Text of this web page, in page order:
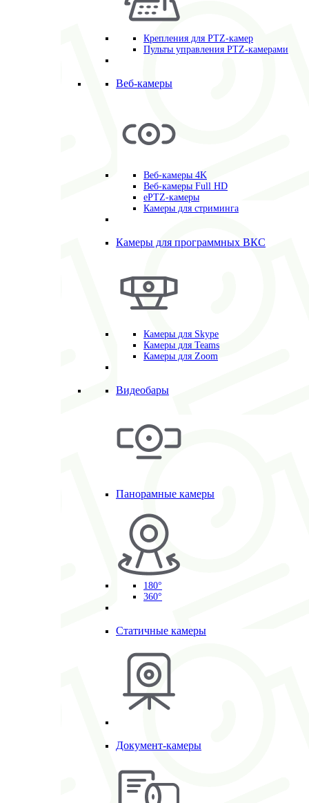
Крепления для PTZ-камер
Пульты управления PTZ-камерами
Веб-камеры
Веб-камеры 4K
Веб-камеры Full HD
ePTZ-камеры
Камеры для стриминга
Камеры для программных ВКС
Камеры для Skype
Камеры для Teams
Камеры для Zoom
Видеобары
Панорамные камеры
180°
360°
Статичные камеры
Документ-камеры